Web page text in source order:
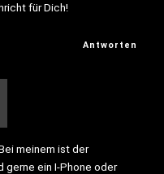
für Dich!
Antworten
meinem ist der
gerne ein I-Phone oder